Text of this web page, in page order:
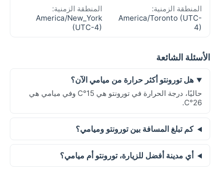
المنطقة الزمنية:
America/Toronto (UTC-
4)
المنطقة الزمنية:
America/New_York
(UTC-4)
الأسئلة الشائعة
هل تورونتو أكثر حرارة من ميامي الآن؟
حاليًا، درجة الحرارة في تورونتو هي 15°C وفي ميامي هي
26°C.
كم تبلغ المسافة بين تورونتو وميامي؟
أي مدينة أفضل للزيارة، تورونتو أم ميامي؟